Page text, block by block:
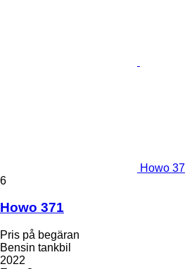
Howo
6
Howo 371
Pris på begäran
Bensin tankbil
2022